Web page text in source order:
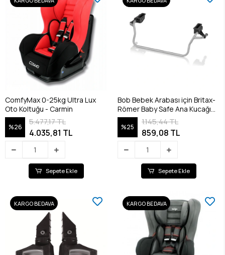
ComfyMax 0-25kg Ultra Lux
Oto Koltuğu - Carmin
%26
5.477,17 TL
4.035,81 TL
Sepete Ekle
Bob Bebek Arabası için Britax-
Römer Baby Safe Ana Kucağı
Adaptörü
%25
1.145,44 TL
859,08 TL
Sepete Ekle
KARGO BEDAVA KARGO BEDAVA